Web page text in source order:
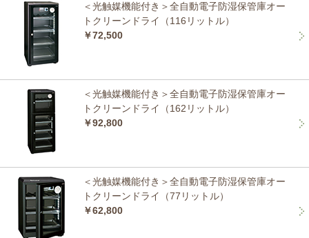
＜光触媒機能付き＞全自動電子防湿保管庫オー
トクリーンドライ（116リットル）
￥72,500
＜光触媒機能付き＞全自動電子防湿保管庫オー
トクリーンドライ（162リットル）
￥92,800
＜光触媒機能付き＞全自動電子防湿保管庫オー
トクリーンドライ（77リットル）
￥62,800